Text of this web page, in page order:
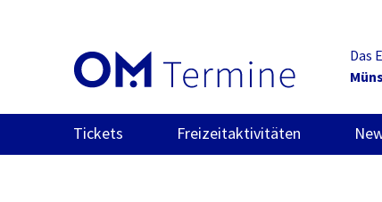
Das
Tickets Freizeitaktivitäten